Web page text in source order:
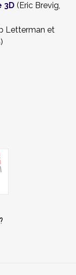
3D (Eric Brevig,
Letterman et